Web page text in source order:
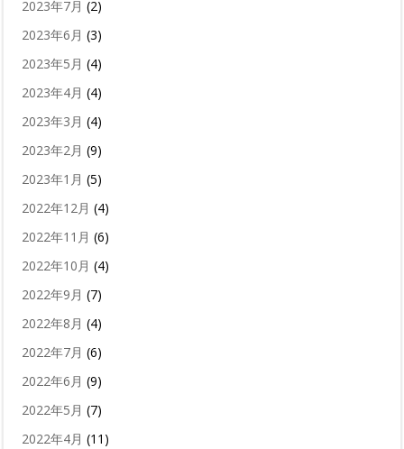
2023年7月 (2)
2023年6月 (3)
2023年5月 (4)
2023年4月 (4)
2023年3月 (4)
2023年2月 (9)
2023年1月 (5)
2022年12月 (4)
2022年11月 (6)
2022年10月 (4)
2022年9月 (7)
2022年8月 (4)
2022年7月 (6)
2022年6月 (9)
2022年5月 (7)
2022年4月 (11)